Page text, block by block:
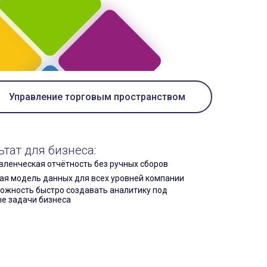
Управление торговым пространством
для бизнеса:
отчётность без ручных сборов
модель данных для всех уровней компании
быстро создавать аналитику под
задачи бизнеса